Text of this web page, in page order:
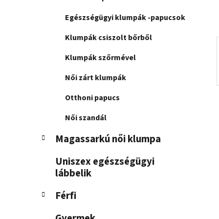
Egészségügyi klumpák -papucsok
Klumpák csiszolt bőrből
Klumpák szőrmével
Női zárt klumpák
Otthoni papucs
Női szandál
Magassarkú női klumpa
Uniszex egészségügyi
lábbelik
Férfi